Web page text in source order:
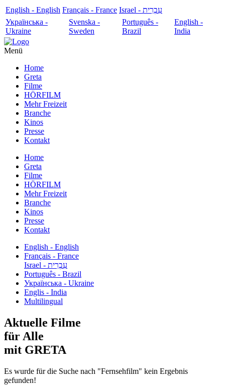
English - English Français - France
עִבְרִית - Israel
Українська -
Ukraine
Svenska -
Sweden
Português -
Brazil
English -
India
Menü
Home
Greta
Filme
HÖRFILM
Mehr Freizeit
Branche
Kinos
Presse
Kontakt
Home
Greta
Filme
HÖRFILM
Mehr Freizeit
Branche
Kinos
Presse
Kontakt
English - English
Français - France
עִבְרִית - Israel
Português - Brazil
Українська - Ukraine
Englis - India
Multilingual
Aktuelle Filme
für Alle
mit GRETA
Es wurde für die Suche nach "Fernsehfilm" kein Ergebnis
gefunden!